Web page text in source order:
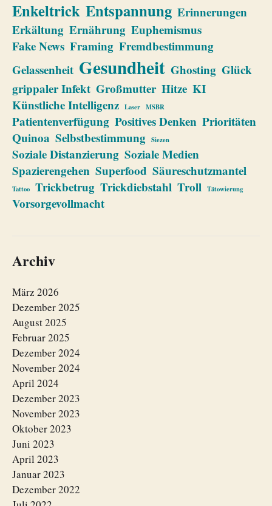
Enkeltrick Entspannung Erinnerungen
Erkältung Ernährung Euphemismus
Fake News Framing Fremdbestimmung
Gelassenheit Gesundheit Ghosting Glück
grippaler Infekt Großmutter Hitze KI
Künstliche Intelligenz Laser MSBR
Patientenverfügung Positives Denken Prioritäten
Quinoa Selbstbestimmung Siezen
Soziale Distanzierung Soziale Medien
Spazierengehen Superfood Säureschutzmantel
Tattoo Trickbetrug Trickdiebstahl Troll Tätowierung
Vorsorgevollmacht
Archiv
März 2026
Dezember 2025
August 2025
Februar 2025
Dezember 2024
November 2024
April 2024
Dezember 2023
November 2023
Oktober 2023
Juni 2023
April 2023
Januar 2023
Dezember 2022